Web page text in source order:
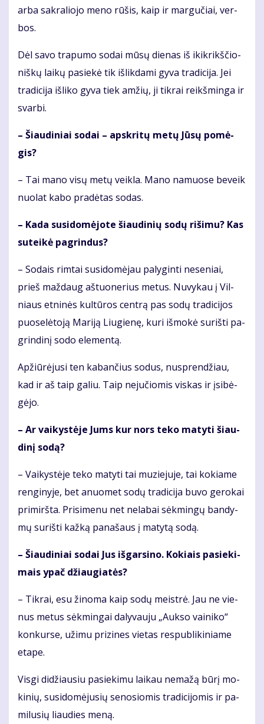
ar­ba sak­ra­lio­jo me­no rū­šis, kaip ir mar­gu­čiai, ver­
bos.
Dėl sa­vo tra­pu­mo so­dai mū­sų die­nas iš ikik­rikš­čio­
niš­kų lai­kų pa­sie­kė tik iš­lik­da­mi gy­va tra­di­ci­ja. Jei
tra­di­ci­ja iš­li­ko gy­va tiek am­žių, ji tik­rai reikš­min­ga ir
svar­bi.
– Šiau­di­niai so­dai – ap­skri­tų me­tų Jū­sų po­mė­
gis?
– Tai ma­no vi­sų me­tų veik­la. Ma­no na­muo­se be­veik
nuo­lat ka­bo pra­dė­tas so­das.
– Ka­da su­si­do­mė­jo­te šiau­di­nių so­dų ri­ši­mu? Kas
su­tei­kė pa­grin­dus?
– So­dais rim­tai su­si­do­mė­jau pa­ly­gin­ti ne­se­niai,
prieš maž­daug aš­tuo­ne­rius me­tus. Nu­vy­kau į Vil­
niaus et­ni­nės kul­tū­ros cen­trą pas so­dų tra­di­ci­jos
puo­se­lė­to­ją Ma­ri­ją Liu­gie­nę, ku­ri iš­mo­kė su­riš­ti pa­
grin­di­nį so­do ele­men­tą.
Ap­žiū­rė­ju­si ten ka­ban­čius so­dus, nu­spren­džiau,
kad ir aš taip ga­liu. Taip ne­ju­čio­mis vis­kas ir įsi­bė­
gė­jo.
– Ar vai­kys­tė­je Jums kur nors te­ko ma­ty­ti šiau­
di­nį so­dą?
– Vai­kys­tė­je te­ko ma­ty­ti tai mu­zie­ju­je, tai ko­kia­me
ren­gi­ny­je, bet anuo­met so­dų tra­di­ci­ja bu­vo ge­ro­kai
pri­mirš­ta. Pri­si­me­nu net ne­la­bai sėk­min­gų ban­dy­
mų su­riš­ti kaž­ką pa­na­šaus į ma­ty­tą so­dą.
– Šiau­di­niai so­dai Jus iš­gar­si­no. Ko­kiais pa­sie­ki­
mais ypač džiau­gia­tės?
– Tik­rai, esu ži­no­ma kaip so­dų meist­rė. Jau ne vie­
nus me­tus sėk­min­gai da­ly­vau­ju „Auk­so vai­ni­ko“
kon­kur­se, už­imu pri­zi­nes vie­tas res­pub­li­ki­nia­me
eta­pe.
Vis­gi di­džiau­siu pa­sie­ki­mu lai­kau ne­ma­žą bū­rį mo­
ki­nių, su­si­do­mė­ju­sių se­no­sio­mis tra­di­ci­jo­mis ir pa­
mi­lu­sių liau­dies me­ną.